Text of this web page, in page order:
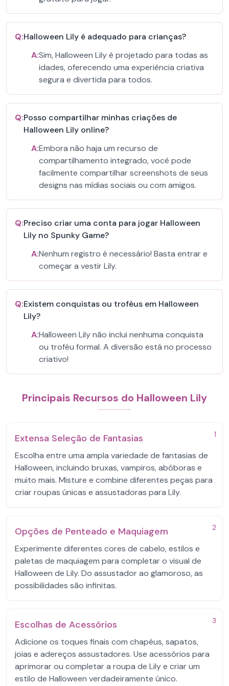
Q:Halloween Lily é adequado para crianças?
A:Sim, Halloween Lily é projetado para todas as
idades, oferecendo uma experiência criativa
segura e divertida para todos.
Q:Posso compartilhar minhas criações de
Halloween Lily online?
A:Embora não haja um recurso de
compartilhamento integrado, você pode
facilmente compartilhar screenshots de seus
designs nas mídias sociais ou com amigos.
Q:Preciso criar uma conta para jogar Halloween
Lily no Spunky Game?
A:Nenhum registro é necessário! Basta entrar e
começar a vestir Lily.
Q:Existem conquistas ou troféus em Halloween
Lily?
A:Halloween Lily não inclui nenhuma conquista
ou troféu formal. A diversão está no processo
criativo!
Principais Recursos do Halloween Lily
1
Extensa Seleção de Fantasias
Escolha entre uma ampla variedade de fantasias de
Halloween, incluindo bruxas, vampiros, abóboras e
muito mais. Misture e combine diferentes peças para
criar roupas únicas e assustadoras para Lily.
2
Opções de Penteado e Maquiagem
Experimente diferentes cores de cabelo, estilos e
paletas de maquiagem para completar o visual de
Halloween de Lily. Do assustador ao glamoroso, as
possibilidades são infinitas.
3
Escolhas de Acessórios
Adicione os toques finais com chapéus, sapatos,
joias e adereços assustadores. Use acessórios para
aprimorar ou completar a roupa de Lily e criar um
estilo de Halloween verdadeiramente único.